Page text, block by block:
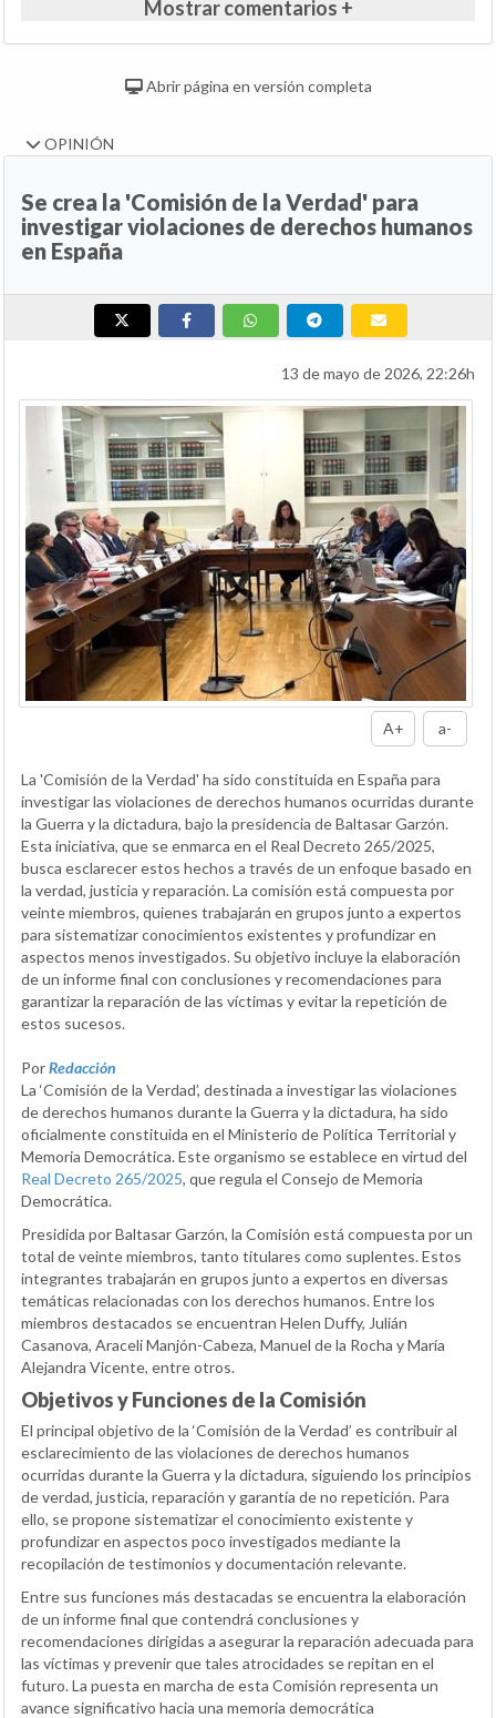
Mostrar comentarios +
Abrir página en versión completa
OPINIÓN
Se crea la 'Comisión de la Verdad' para
investigar violaciones de derechos humanos
en España
13 de mayo de 2026, 22:26h
A+ a-
La 'Comisión de la Verdad' ha sido constituida en España para
investigar las violaciones de derechos humanos ocurridas durante
la Guerra y la dictadura, bajo la presidencia de Baltasar Garzón.
Esta iniciativa, que se enmarca en el Real Decreto 265/2025,
busca esclarecer estos hechos a través de un enfoque basado en
la verdad, justicia y reparación. La comisión está compuesta por
veinte miembros, quienes trabajarán en grupos junto a expertos
para sistematizar conocimientos existentes y profundizar en
aspectos menos investigados. Su objetivo incluye la elaboración
de un informe final con conclusiones y recomendaciones para
garantizar la reparación de las víctimas y evitar la repetición de
estos sucesos.
PorRedacción
La ‘Comisión de la Verdad’, destinada a investigar las violaciones
de derechos humanos durante la Guerra y la dictadura, ha sido
oficialmente constituida en el Ministerio de Política Territorial y
Memoria Democrática. Este organismo se establece en virtud del
Real Decreto 265/2025, que regula el Consejo de Memoria
Democrática.
Presidida por Baltasar Garzón, la Comisión está compuesta por un
total de veinte miembros, tanto titulares como suplentes. Estos
integrantes trabajarán en grupos junto a expertos en diversas
temáticas relacionadas con los derechos humanos. Entre los
miembros destacados se encuentran Helen Duffy, Julián
Casanova, Araceli Manjón-Cabeza, Manuel de la Rocha y María
Alejandra Vicente, entre otros.
Objetivos y Funciones de la Comisión
El principal objetivo de la ‘Comisión de la Verdad’ es contribuir al
esclarecimiento de las violaciones de derechos humanos
ocurridas durante la Guerra y la dictadura, siguiendo los principios
de verdad, justicia, reparación y garantía de no repetición. Para
ello, se propone sistematizar el conocimiento existente y
profundizar en aspectos poco investigados mediante la
recopilación de testimonios y documentación relevante.
Entre sus funciones más destacadas se encuentra la elaboración
de un informe final que contendrá conclusiones y
recomendaciones dirigidas a asegurar la reparación adecuada para
las víctimas y prevenir que tales atrocidades se repitan en el
futuro. La puesta en marcha de esta Comisión representa un
avance significativo hacia una memoria democrática